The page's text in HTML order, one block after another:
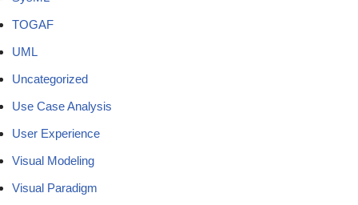
TOGAF
UML
Uncategorized
Use Case Analysis
User Experience
Visual Modeling
Visual Paradigm